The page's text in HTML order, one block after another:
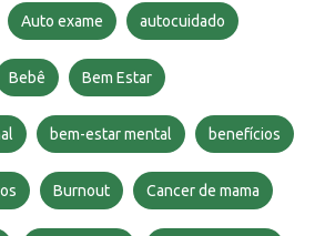
Auto exame autocuidado
Bebê Bem Estar
bem-estar mental benefícios
Burnout Cancer de mama